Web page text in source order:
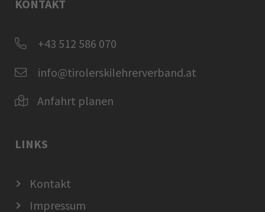
KONTAKT
+43 512 586 070
info@tirolerskilehrerverband.at
Anfahrt planen
LINKS
Kontakt
Impressum